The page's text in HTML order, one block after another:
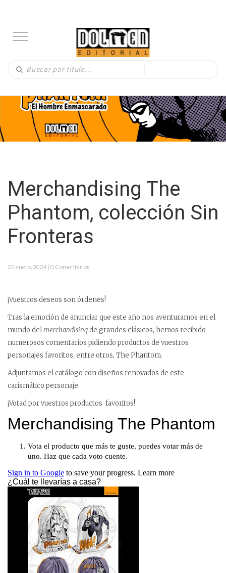
Merchandising The
Phantom, colección Sin
Fronteras
23 enero, 2024 | 0 Comentarios
¡Vuestros deseos son órdenes!
Tras la emoción de anunciar que este año nos aventuramos en el
mundo delmerchandisingde grandes clásicos, hemos recibido
numerosos comentarios pidiendo productos de vuestros
personajes favoritos, entre otros, The Phantom.
Adjuntamos el catálogo con diseños renovados de este
carismático personaje.
¡Votad por vuestros productos favoritos!